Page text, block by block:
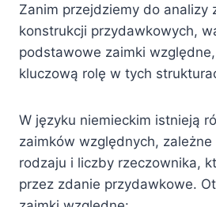
Zanim przejdziemy do analizy
konstrukcji przydawkowych,
podstawowe zaimki względne,
kluczową rolę w tych
W języku niemieckim istnieją
zaimków względnych,
rodzaju i liczby rzeczownika,
przez zdanie przydawkowe.